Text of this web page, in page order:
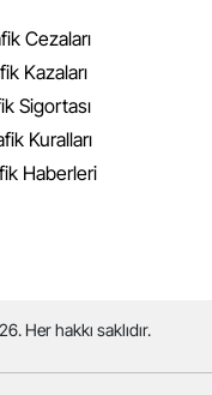
Cezaları
Kazaları
Sigortası
Kuralları
Haberleri
Her hakkı saklıdır.